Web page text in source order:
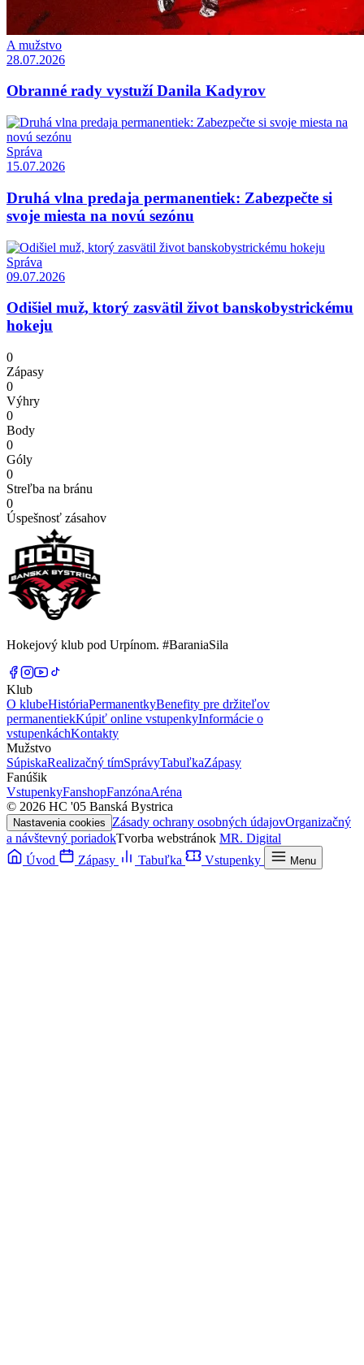
A mužstvo
28.07.2026
Obranné rady vystuží Danila Kadyrov
Správa
15.07.2026
Druhá vlna predaja permanentiek: Zabezpečte si
svoje miesta na novú sezónu
Správa
09.07.2026
Odišiel muž, ktorý zasvätil život banskobystrickému
hokeju
0
Zápasy
0
Výhry
0
Body
0
Góly
0
Streľba na bránu
0
Úspešnosť zásahov
Hokejový klub pod Urpínom. #BaraniaSila
Klub
O klubeHistóriaPermanentkyBenefity pre držiteľov
permanentiekKúpiť online vstupenkyInformácie o
vstupenkáchKontakty
Mužstvo
SúpiskaRealizačný tímSprávyTabuľkaZápasy
Fanúšik
VstupenkyFanshopFanzónaAréna
© 2026 HC '05 Banská Bystrica
Nastavenia cookies Zásady ochrany osobných údajovOrganizačný
a návštevný poriadokTvorba webstránok MR. Digital
Úvod
Zápasy Tabuľka Vstupenky Menu